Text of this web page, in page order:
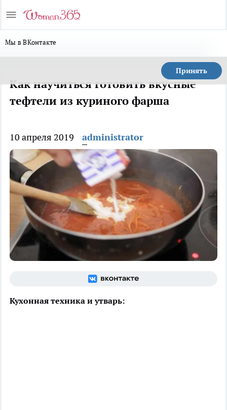
Мы в ВКонтакте
Принять
Как научиться готовить вкусные
тефтели из куриного фарша
10 апреля 2019 administrator
Кухонная техника и утварь: